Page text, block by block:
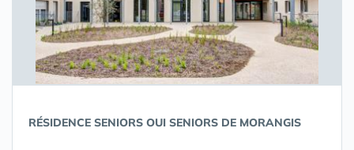
RÉSIDENCE SENIORS OUI SENIORS DE MORANGIS